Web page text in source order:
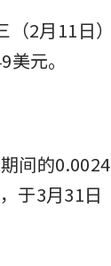
2月11日）
元。
间的0.0024
于3月31日